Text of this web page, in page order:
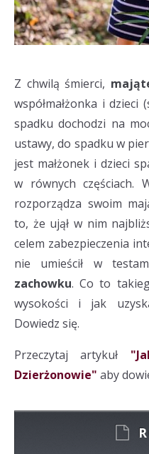
Z chwilą śmierci,
współmałżonka i dzieci
spadku dochodzi na
ustawy, do spadku w
jest małżonek i dzieci
w równych częściach.
rozporządza swoim
to, że ujął w nim
celem zabezpieczenia
nie umieścił w
zachowku. Co to
wysokości i jak
Dowiedz się.
Przeczytaj artykuł
Dzierżonowie" aby